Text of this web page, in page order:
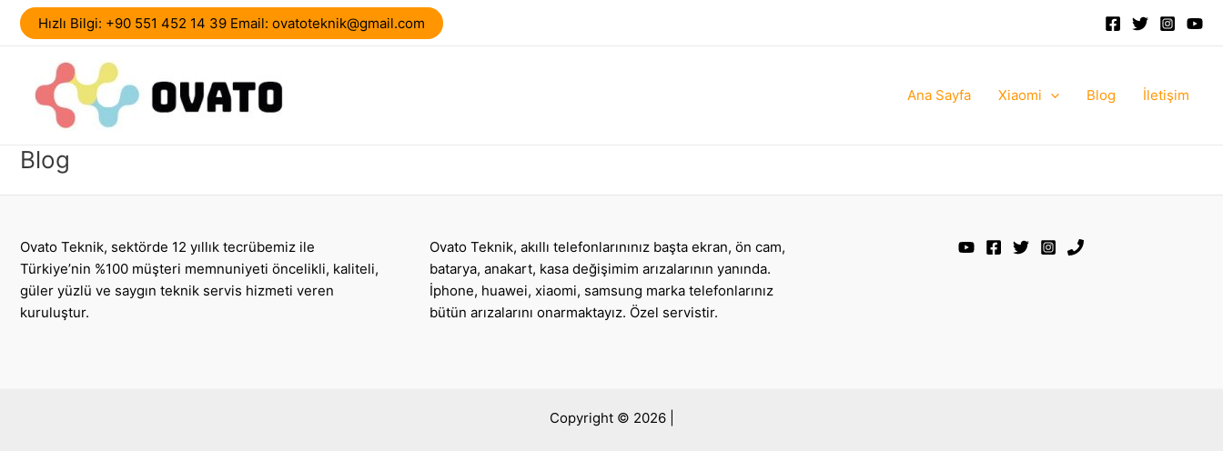
İçeriğe
atla
Hızlı Bilgi: +90 551 452 14 39 Email: ovatoteknik@gmail.com
Ana Sayfa Xiaomi Blog İletişim
Blog
Ovato Teknik, sektörde 12 yıllık tecrübemiz ile
Türkiye’nin %100 müşteri memnuniyeti öncelikli, kaliteli,
güler yüzlü ve saygın teknik servis hizmeti veren
kuruluştur.
Ovato Teknik, akıllı telefonlarınınız başta ekran, ön cam,
batarya, anakart, kasa değişimim arızalarının yanında.
İphone, huawei, xiaomi, samsung marka telefonlarınız
bütün arızalarını onarmaktayız. Özel servistir.
Copyright © 2026 |